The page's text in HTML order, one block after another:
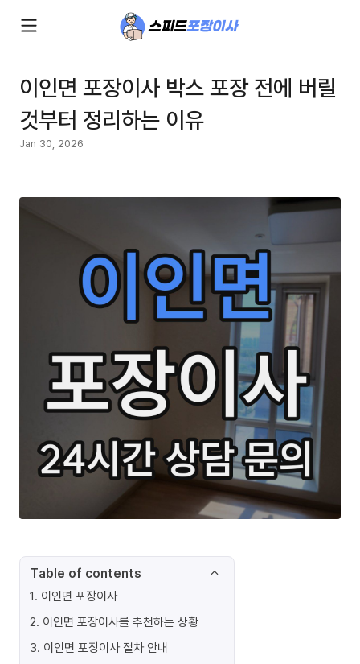
이인면 포장이사 박스 포장 전에 버릴
것부터 정리하는 이유
Jan 30, 2026
Table of contents
1. 이인면 포장이사
2. 이인면 포장이사를 추천하는 상황
3. 이인면 포장이사 절차 안내